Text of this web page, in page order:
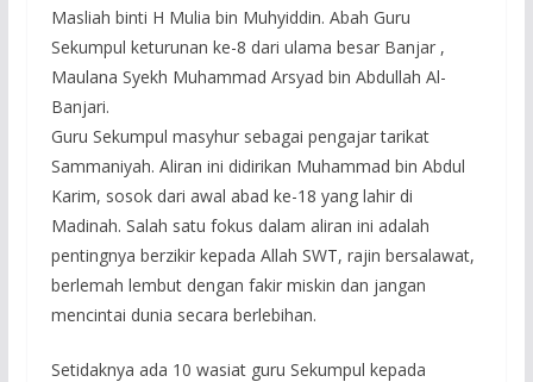
Masliah binti H Mulia bin Muhyiddin. Abah Guru
Sekumpul keturunan ke-8 dari ulama besar Banjar ,
Maulana Syekh Muhammad Arsyad bin Abdullah Al-
Banjari.
Guru Sekumpul masyhur sebagai pengajar tarikat
Sammaniyah. Aliran ini didirikan Muhammad bin Abdul
Karim, sosok dari awal abad ke-18 yang lahir di
Madinah. Salah satu fokus dalam aliran ini adalah
pentingnya berzikir kepada Allah SWT, rajin bersalawat,
berlemah lembut dengan fakir miskin dan jangan
mencintai dunia secara berlebihan.
Setidaknya ada 10 wasiat guru Sekumpul kepada